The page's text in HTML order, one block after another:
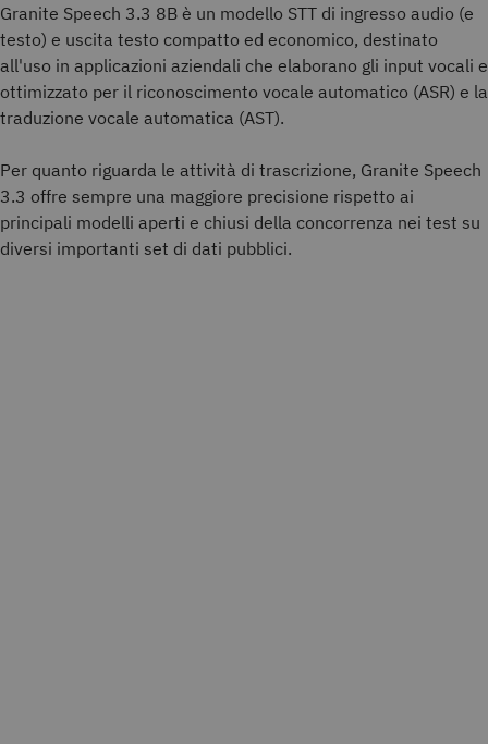
Granite Speech 3.3 8B è un modello STT di ingresso audio (e
testo) e uscita testo compatto ed economico, destinato
all'uso in applicazioni aziendali che elaborano gli input vocali e
ottimizzato per il riconoscimento vocale automatico (ASR) e la
traduzione vocale automatica (AST).
Per quanto riguarda le attività di trascrizione, Granite Speech
3.3 offre sempre una maggiore precisione rispetto ai
principali modelli aperti e chiusi della concorrenza nei test su
diversi importanti set di dati pubblici.